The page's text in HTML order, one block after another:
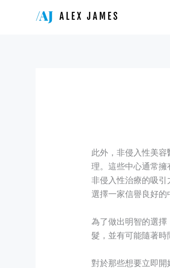
此外，非侵入性美
理。這些中心通常
非侵入性治療的吸引
選擇一家信譽良好的
為了做出明智的選
髮，並有可能隨著時
對於那些想要立即開